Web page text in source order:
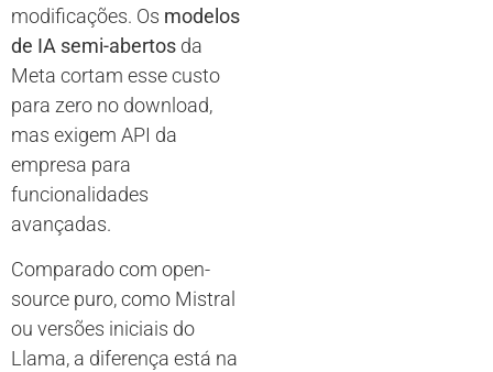
modificações. Os modelos
de IA semi-abertos da
Meta cortam esse custo
para zero no download,
mas exigem API da
empresa para
funcionalidades
avançadas.
Comparado com open-
source puro, como Mistral
ou versões iniciais do
Llama, a diferença está na